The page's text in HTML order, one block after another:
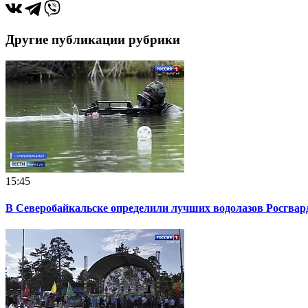
Другие публикации рубрики
15:45
В Северобайкальске определили лучших водолазов